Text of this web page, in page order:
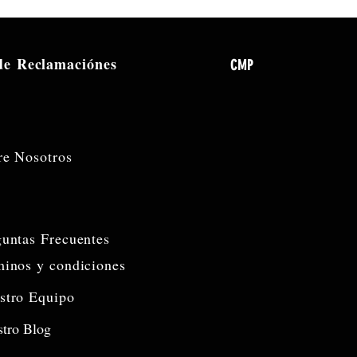
Reclamaciónes CMP
Nosotros
Frecuentes
y condiciones
Equipo
Blog